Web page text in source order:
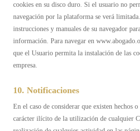
cookies en su disco duro. Si el usuario no
navegación por la plataforma se verá
instrucciones y manuales de su navegador
información. Para navegar en
que el Usuario permita la instalación de las
empresa.
10. Notificaciones
En el caso de considerar que existen hechos
carácter ilícito de la utilización de cualquier